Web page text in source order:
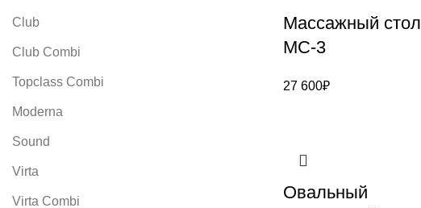
Club
Club Combi
Topclass Combi
Moderna
Sound
Virta
Virta Combi
Массажный стол
МС-3
27 600₽
Овальный